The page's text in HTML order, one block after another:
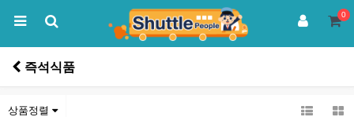
0
즉석식품
상품정렬